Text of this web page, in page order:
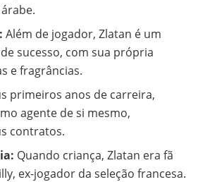
Além de jogador, Zlatan é um
sucesso, com sua própria
e fragrâncias.
primeiros anos de carreira,
agente de si mesmo,
contratos.
Quando criança, Zlatan era fã
ex-jogador da seleção francesa.